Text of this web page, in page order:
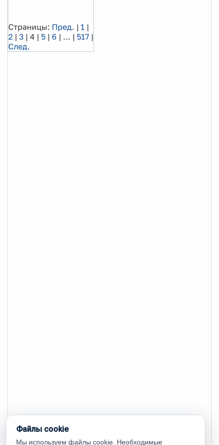
Страницы: Пред. | 1 |
2 | 3 | 4 | 5 | 6 | ... | 517 |
След.
Файлы cookie
Мы используем файлы cookie. Необходимые